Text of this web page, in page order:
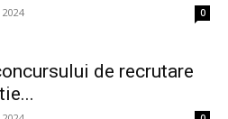
0
de recrutare